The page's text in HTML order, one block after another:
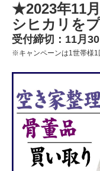
★2023年11
シヒカリを
受付締切：11月
※キャンペーンは1世帯様1